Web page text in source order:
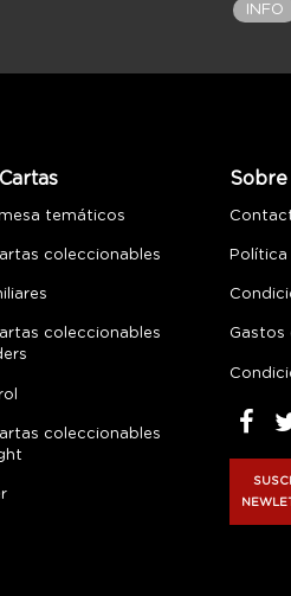
INFO
temáticos
coleccionables
coleccionables
coleccionables
Gastos